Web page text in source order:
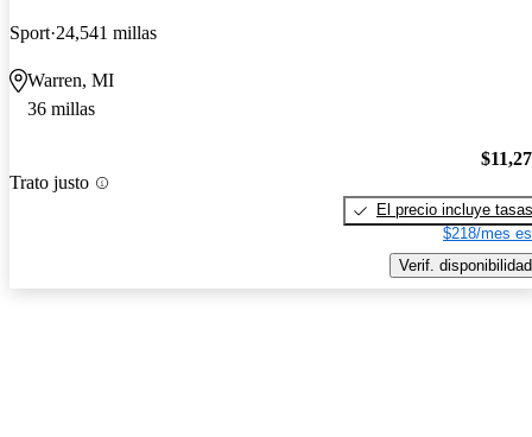
Sport 24,541 millas
Warren, MI
36 millas
Trato justo
El precio incluye tasas
$218/mes
Verif. disponibilidad